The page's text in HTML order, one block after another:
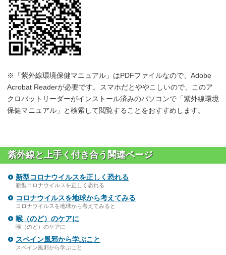
※「紫外線環境保健マニュアル」はPDFファイルなので、Adobe
Acrobat Readerが必要です。スマホだとややこしいので、このア
クロバットリーダーがインストール済みのパソコンで「紫外線環境
保健マニュアル」と検索して閲覧することをおすすめします。
紫外線と上手く付き合う関連ページ
新型コロナウイルスを正しく恐れる
新型コロナウイルスを正しく恐れる
コロナウイルスを地球から考えてみる
コロナウイルスを地球から考えてみると
喉（のど）のケアに
喉（のど）のケアに
スペイン風邪から学ぶこと
スペイン風邪から学ぶこと